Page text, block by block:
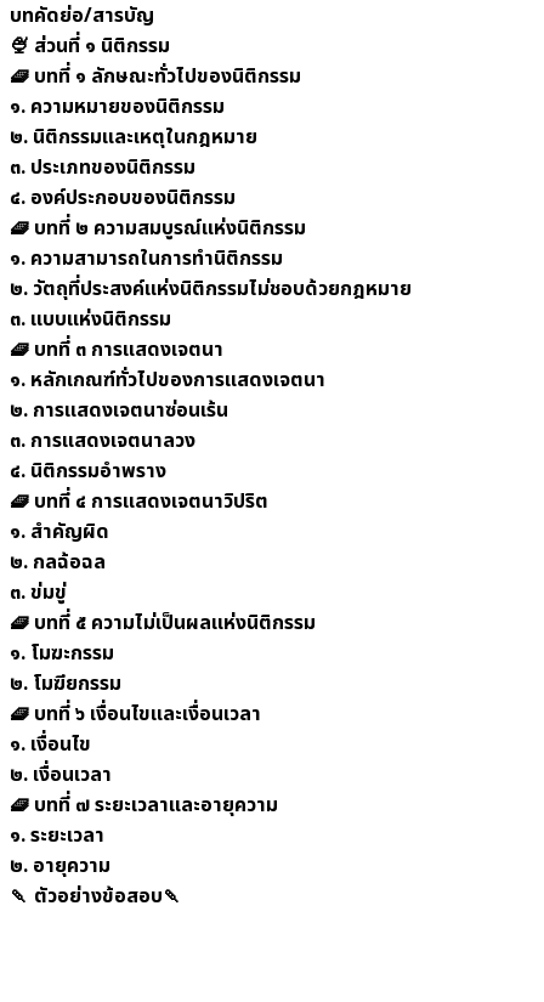
บทคัดย่อ/สารบัญ
🍨 ส่วนที่ ๑ นิติกรรม
🧇 บทที่ ๑ ลักษณะทั่วไปของนิติกรรม
๑. ความหมายของนิติกรรม
๒. นิติกรรมและเหตุในกฎหมาย
๓. ประเภทของนิติกรรม
๔. องค์ประกอบของนิติกรรม
🧇 บทที่ ๒ ความสมบูรณ์แห่งนิติกรรม
๑. ความสามารถในการทำนิติกรรม
๒. วัตถุที่ประสงค์แห่งนิติกรรมไม่ชอบด้วยกฎหมาย
๓. แบบแห่งนิติกรรม
🧇 บทที่ ๓ การแสดงเจตนา
๑. หลักเกณฑ์ทั่วไปของการแสดงเจตนา
๒. การแสดงเจตนาซ่อนเร้น
๓. การแสดงเจตนาลวง
๔. นิติกรรมอำพราง
🧇 บทที่ ๔ การแสดงเจตนาวิปริต
๑. สำคัญผิด
๒. กลฉ้อฉล
๓. ข่มขู่
🧇 บทที่ ๕ ความไม่เป็นผลแห่งนิติกรรม
๑. โมฆะกรรม
๒. โมฆียกรรม
🧇 บทที่ ๖ เงื่อนไขและเงื่อนเวลา
๑. เงื่อนไข
๒. เงื่อนเวลา
🧇 บทที่ ๗ ระยะเวลาและอายุความ
๑. ระยะเวลา
๒. อายุความ
🍡 ตัวอย่างข้อสอบ🍡